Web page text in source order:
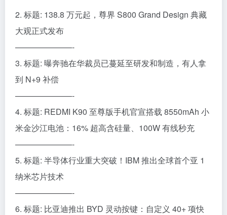
2. 标题: 138.8 万元起，尊界 S800 Grand Design 典藏
大观正式发布
———————-
3. 标题: 曝奔驰在华裁员已蔓延至研发和制造，有人拿
到 N+9 补偿
———————-
4. 标题: REDMI K90 至尊版手机官宣搭载 8550mAh 小
米金沙江电池：16% 超高含硅量、100W 有线秒充
———————-
5. 标题: 半导体行业重大突破！IBM 推出全球首个亚 1
纳米芯片技术
———————-
6. 标题: 比亚迪推出 BYD 灵动按键：自定义 40+ 项快